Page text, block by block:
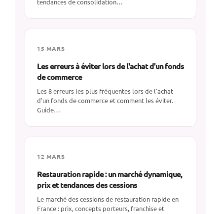
15 MARS
Les erreurs à éviter lors de l'achat d'un fonds
de commerce
Les 8 erreurs les plus fréquentes lors de l'achat
d'un fonds de commerce et comment les éviter.
Guide…
12 MARS
Restauration rapide : un marché dynamique,
prix et tendances des cessions
Le marché des cessions de restauration rapide en
France : prix, concepts porteurs, franchise et